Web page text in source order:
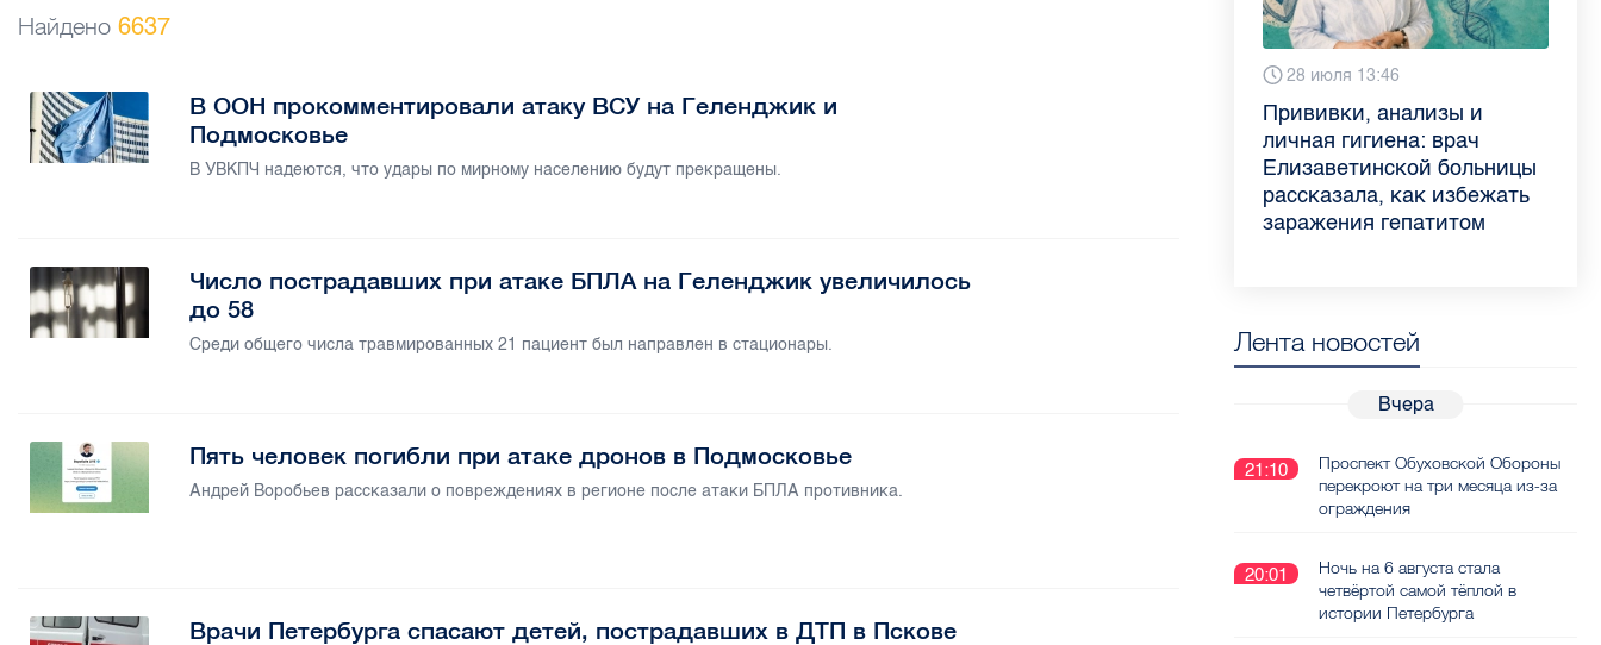
Найдено 6637
В ООН прокомментировали атаку ВСУ на Геленджик и
Подмосковье
В УВКПЧ надеются, что удары по мирному населению будут прекращены.
Число пострадавших при атаке БПЛА на Геленджик увеличилось
до 58
Среди общего числа травмированных 21 пациент был направлен в стационары.
Пять человек погибли при атаке дронов в Подмосковье
Андрей Воробьев рассказали о повреждениях в регионе после атаки БПЛА противника.
Врачи Петербурга спасают детей, пострадавших в ДТП в Пскове
Вчера 9:02
Piter.TV находится в
ТОП-10 рейтинга самых
цитируемых СМИ
Петербурга и Ленобласти
во II квартале 2026 года
28 июля 13:46
Прививки, анализы и
личная гигиена: врач
Елизаветинской больницы
рассказала, как избежать
заражения гепатитом
13 июля 9:05
Как обезопасить ребенка
летом: советы педиатра
для родителей
3 июля 11:56
Проходные баллы в вузах
СПб — 2026: где самый
высокий и самый низкий
конкурс
Лента новостей
Вчера
21:10
Проспект Обуховской Обороны
перекроют на три месяца из-за
ограждения
20:01
Ночь на 6 августа стала
четвёртой самой тёплой в
истории Петербурга